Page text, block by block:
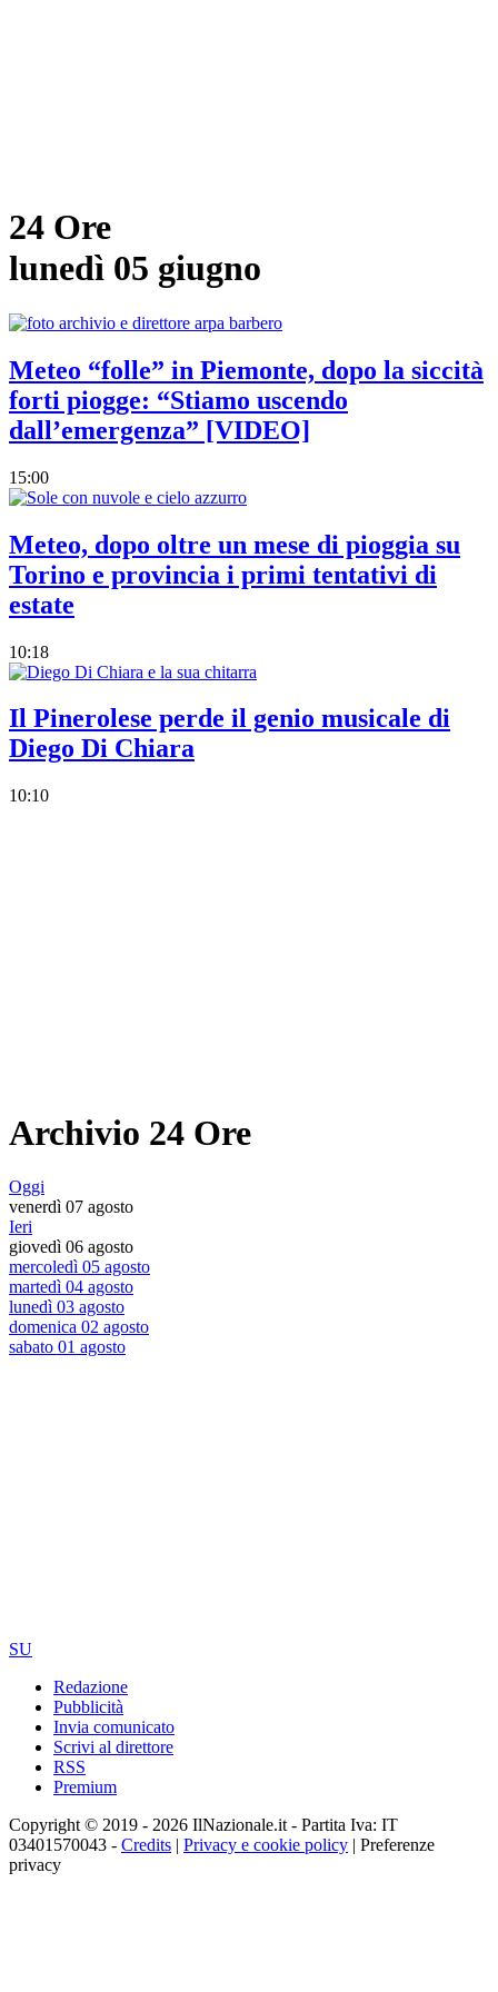
24 Ore
lunedì 05 giugno
Meteo “folle” in Piemonte, dopo la siccità
forti piogge: “Stiamo uscendo
dall’emergenza” [VIDEO]
15:00
Meteo, dopo oltre un mese di pioggia su
Torino e provincia i primi tentativi di
estate
10:18
Il Pinerolese perde il genio musicale di
Diego Di Chiara
10:10
Archivio 24 Ore
Oggi
venerdì 07 agosto
Ieri
giovedì 06 agosto
mercoledì 05 agosto
martedì 04 agosto
lunedì 03 agosto
domenica 02 agosto
sabato 01 agosto
SU
Redazione
Pubblicità
Invia comunicato
Scrivi al direttore
RSS
Premium
Copyright © 2019 - 2026 IlNazionale.it - Partita Iva: IT
03401570043 - Credits | Privacy e cookie policy | Preferenze
privacy